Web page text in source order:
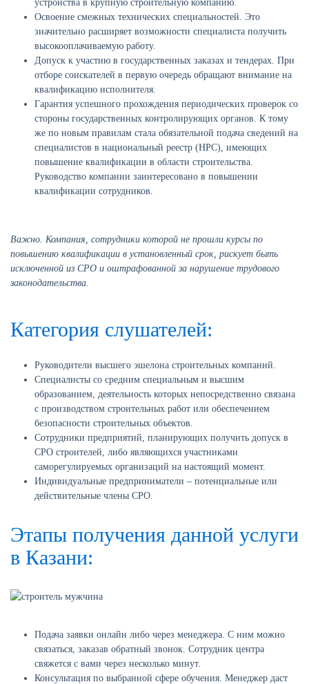
устройства в крупную строительную компанию.
Освоение смежных технических специальностей. Это
значительно расширяет возможности специалиста получить
высокооплачиваемую работу.
Допуск к участию в государственных заказах и тендерах. При
отборе соискателей в первую очередь обращают внимание на
квалификацию исполнителя.
Гарантия успешного прохождения периодических проверок со
стороны государственных контролирующих органов. К тому
же по новым правилам стала обязательной подача сведений на
специалистов в национальный реестр (НРС), имеющих
повышение квалификации в области строительства.
Руководство компании заинтересовано в повышении
квалификации сотрудников.
Важно. Компания, сотрудники которой не прошли курсы по
повышению квалификации в установленный срок, рискует быть
исключенной из СРО и оштрафованной за нарушение трудового
законодательства.
Категория слушателей:
Руководители высшего эшелона строительных компаний.
Специалисты со средним специальным и высшим
образованием, деятельность которых непосредственно связана
с производством строительных работ или обеспечением
безопасности строительных объектов.
Сотрудники предприятий, планирующих получить допуск в
СРО строителей, либо являющихся участниками
саморегулируемых организаций на настоящий момент.
Индивидуальные предприниматели – потенциальные или
действительные члены СРО.
Этапы получения данной услуги
в Казани:
Подача заявки онлайн либо через менеджера. С ним можно
связаться, заказав обратный звонок. Сотрудник центра
свяжется с вами через несколько минут.
Консультация по выбранной сфере обучения. Менеджер даст